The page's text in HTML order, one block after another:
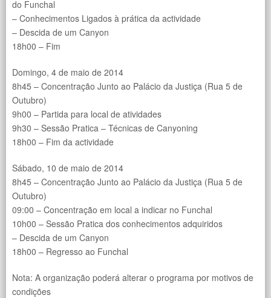
do Funchal
– Conhecimentos Ligados à prática da actividade
– Descida de um Canyon
18h00 – Fim
Domingo, 4 de maio de 2014
8h45 – Concentração Junto ao Palácio da Justiça (Rua 5 de
Outubro)
9h00 – Partida para local de atividades
9h30 – Sessão Pratica – Técnicas de Canyoning
18h00 – Fim da actividade
Sábado, 10 de maio de 2014
8h45 – Concentração Junto ao Palácio da Justiça (Rua 5 de
Outubro)
09:00 – Concentração em local a indicar no Funchal
10h00 – Sessão Pratica dos conhecimentos adquiridos
– Descida de um Canyon
18h00 – Regresso ao Funchal
Nota: A organização poderá alterar o programa por motivos de
condições